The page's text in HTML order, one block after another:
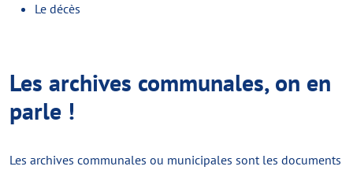
Le décès
Les archives communales, on en
parle !
Les archives communales ou municipales sont les documents